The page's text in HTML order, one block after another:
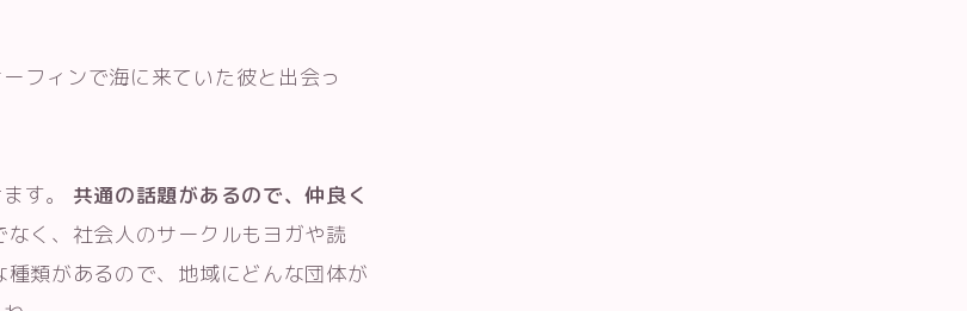
フィンで海に来ていた彼と出会っ
す。 共通の話題があるので、仲良く
なく、社会人のサークルもヨガや読
類があるので、地域にどんな団体が